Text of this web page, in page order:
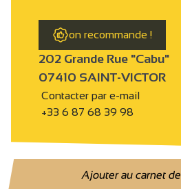
on recommande !
202 Grande Rue "Cabu"
07410 SAINT-VICTOR
Contacter par e-mail
+33 6 87 68 39 98
Ajouter au carnet